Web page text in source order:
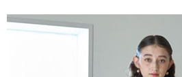
流程，驗證手機門號後，選擇欲分期的期數
成交易。
3.實際核准額度、可分期數及費用金額請依後
4.訂單成立30分鐘內，如未前往確認交易或
消。如遇「轉專審核」未通過狀況，表示未
【關於「AFTEE先享後付」】
AFTEE先享後付是「在收到商品之後才付款
１．簡單：不需註冊會員、不需綁卡、不需儲
２．便利：只要手機號碼，簡訊認證，即可結
ATM付款